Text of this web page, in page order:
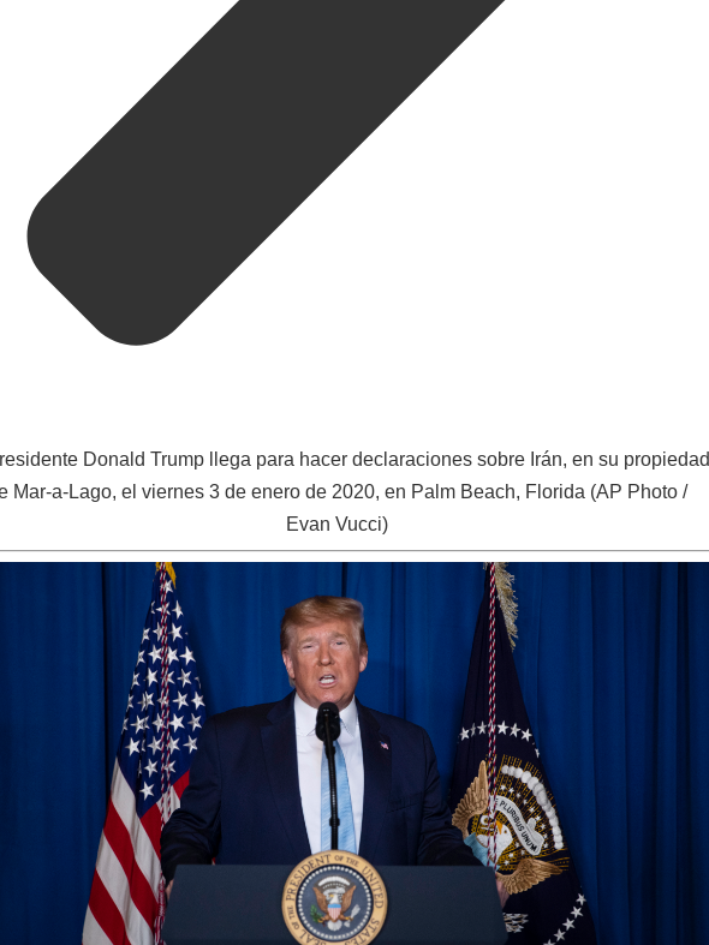
Donald Trump llega para hacer declaraciones sobre Irán, en su propiedad
Mar-a-Lago, el viernes 3 de enero de 2020, en Palm Beach, Florida (AP Photo /
Evan Vucci)